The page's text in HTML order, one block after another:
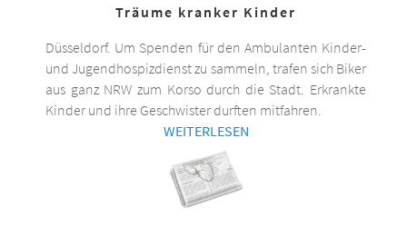
Träume kranker Kinder
Düsseldorf. Um Spenden für den Ambulanten Kinder-
und Jugendhospizdienst zu sammeln, trafen sich Biker
aus ganz NRW zum Korso durch die Stadt. Erkrankte
Kinder und ihre Geschwister durften mitfahren.
WEITERLESEN